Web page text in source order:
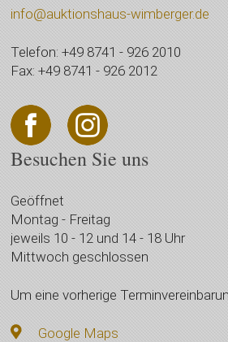
info@auktionshaus-wimberger.de
Telefon: +49 8741 - 926 2010
Fax: +49 8741 - 926 2012
Besuchen Sie uns
Geöffnet
Montag - Freitag
jeweils 10 - 12 und 14 - 18 Uhr
Mittwoch geschlossen
Um eine vorherige
Google Maps